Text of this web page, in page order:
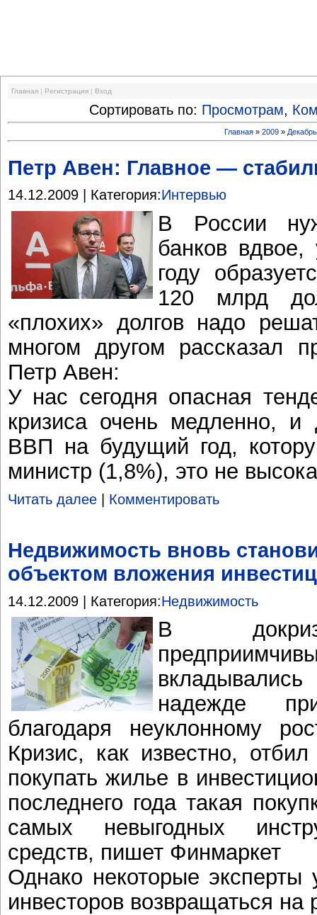
Главная | Регистрация | Вход
Сортировать по: Просмотрам,
Главная »2009 » Декабрь
Петр Авен: Главное —
14.12.2009 | Категория:Интервью
В России
банков
году
120 млрд
«плохих» долгов надо
многом другом рассказал
Петр Авен:
У нас сегодня опасная
кризиса очень медленно,
ВВП на будущий год,
министр (1,8%), это не
Читать далее | Комментировать
Недвижимость вновь
объектом вложения
14.12.2009 | Категория:Недвижимость
В
надежде
благодаря неуклонному
Кризис, как известно,
покупать жилье в
последнего года такая
самых невыгодных
средств, пишет Финмаркет
Однако некоторые эксперты
инвесторов возвращаться на